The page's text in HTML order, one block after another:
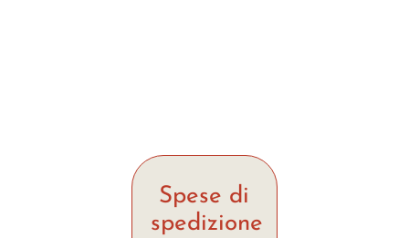
Spese di
spedizione